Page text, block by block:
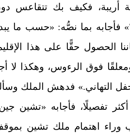
أريبة، فكيف بك تتقاعس
فأجابه بما نصُّه: «حسب ما
الحصول حقًّا على هذا
فوق الرءوس، وهكذا لا
التهاني.» فدهش الملك
تفصيلًا، فأجابه «تشين
وراء اهتمام ملك تشين